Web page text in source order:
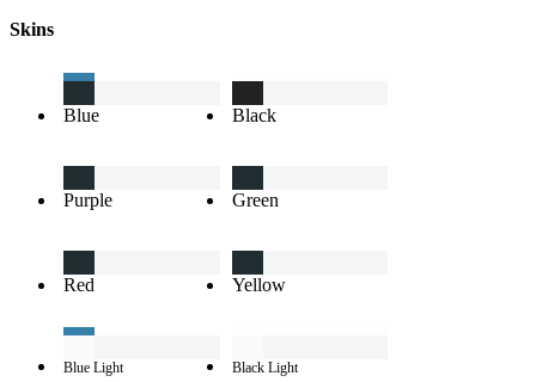
Skins
Blue Black
Purple Green
Red Yellow
Blue Light Black Light